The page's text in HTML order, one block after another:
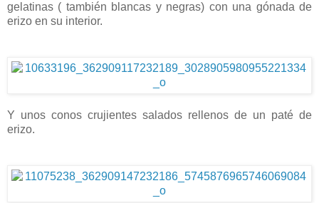
gelatinas ( también blancas y negras) con una gónada de
erizo en su interior.
Y unos conos crujientes salados rellenos de un paté de
erizo.